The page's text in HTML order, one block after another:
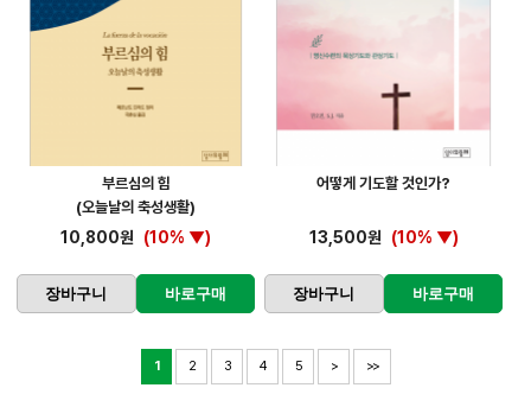
부르심의 힘
(오늘날의 축성생활)
10,800원 (10% ▼)
장바구니 바로구매
어떻게 기도할 것인가?
13,500원 (10% ▼)
장바구니 바로구매
1 2 3 4 5 > >>